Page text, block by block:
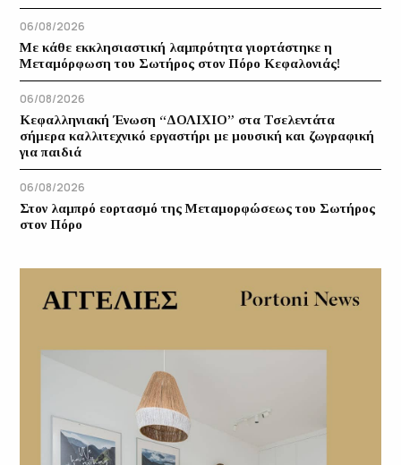
06/08/2026
Με κάθε εκκλησιαστική λαμπρότητα γιορτάστηκε η
Μεταμόρφωση του Σωτήρος στον Πόρο Κεφαλονιάς!
06/08/2026
Κεφαλληνιακή Ένωση “ΔΟΛΙΧΙΟ” στα Τσελεντάτα
σήμερα καλλιτεχνικό εργαστήρι με μουσική και ζωγραφική
για παιδιά
06/08/2026
Στον λαμπρό εορτασμό της Μεταμορφώσεως του Σωτήρος
στον Πόρο